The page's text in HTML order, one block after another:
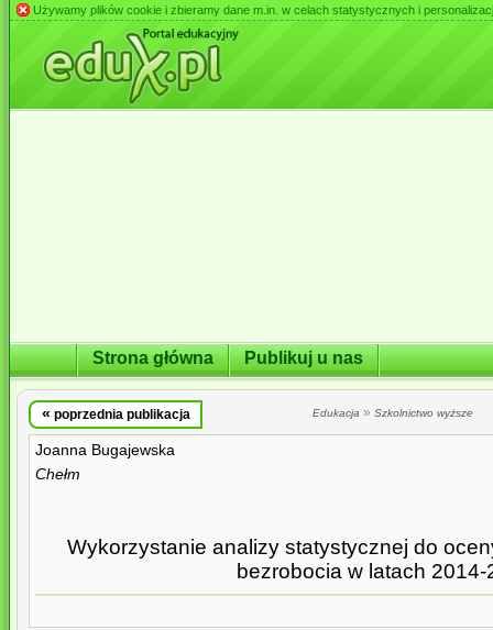
Używamy plików cookie i zbieramy dane m.in. w celach statystycznych i
Strona główna Publikuj u nas
« poprzednia publikacja Edukacja » Szkolnictwo wyższe
Joanna Bugajewska
Chełm
Wykorzystanie analizy statystycznej do
bezrobocia w latach 2014-